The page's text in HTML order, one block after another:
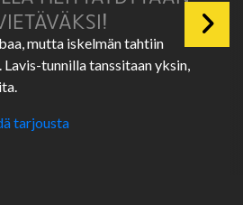
mutta iskelmän tahtiin
tunnilla tanssitaan yksin,
tarjousta